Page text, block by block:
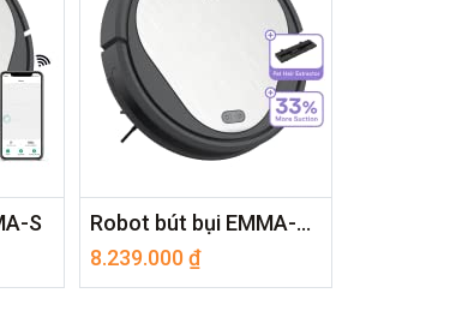
S
Robot bút bụi EMMA-PET
8.239.000₫